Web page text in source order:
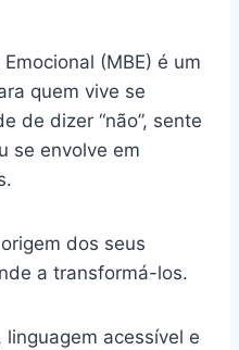
(MBE) é um
quem vive se
de dizer “não”, sente
se envolve em
dos seus
a transformá-los.
acessível e